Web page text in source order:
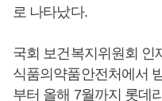
로 나타났다.
국회 보건복지위원회 인
식품의약품안전처에서
부터 올해 7월까지 롯데